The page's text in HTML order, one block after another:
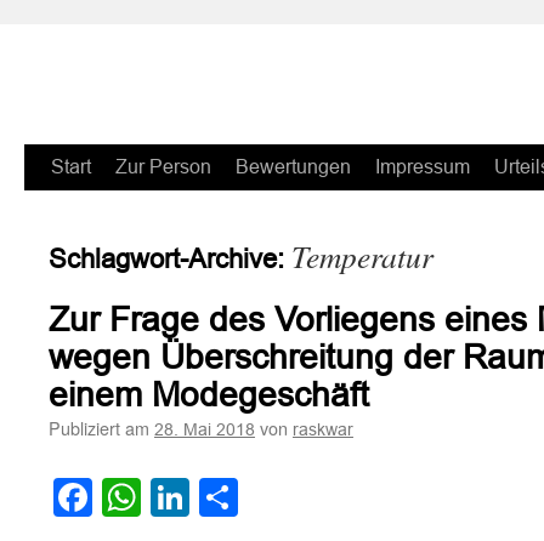
Zum
springen
Start Zur Person Bewertungen Impressum
Schlagwort-Archive: Temperatur
Zur Frage des Vorliegens eines
wegen Überschreitung der
einem Modegeschäft
Publiziert am 28. Mai 2018 von raskwar
Facebook
WhatsApp
LinkedIn